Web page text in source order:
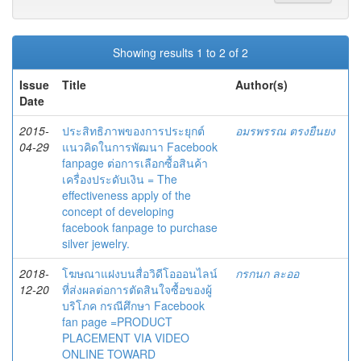
Showing results 1 to 2 of 2
Issue
Date
Title Author(s)
2015-
04-29
ประสิทธิภาพของการประยุกต์
แนวคิดในการพัฒนา Facebook
fanpage ต่อการเลือกซื้อสินค้า
เครื่องประดับเงิน = The
effectiveness apply of the
concept of developing
facebook fanpage to purchase
silver jewelry.
อมรพรรณ ตรงยืนยง
2018-
12-20
โฆษณาแฝงบนสื่อวิดีโอออนไลน์
ที่ส่งผลต่อการตัดสินใจซื้อของผู้
บริโภค กรณีศึกษา Facebook
fan page =PRODUCT
PLACEMENT VIA VIDEO
ONLINE TOWARD
กรกนก ละออ